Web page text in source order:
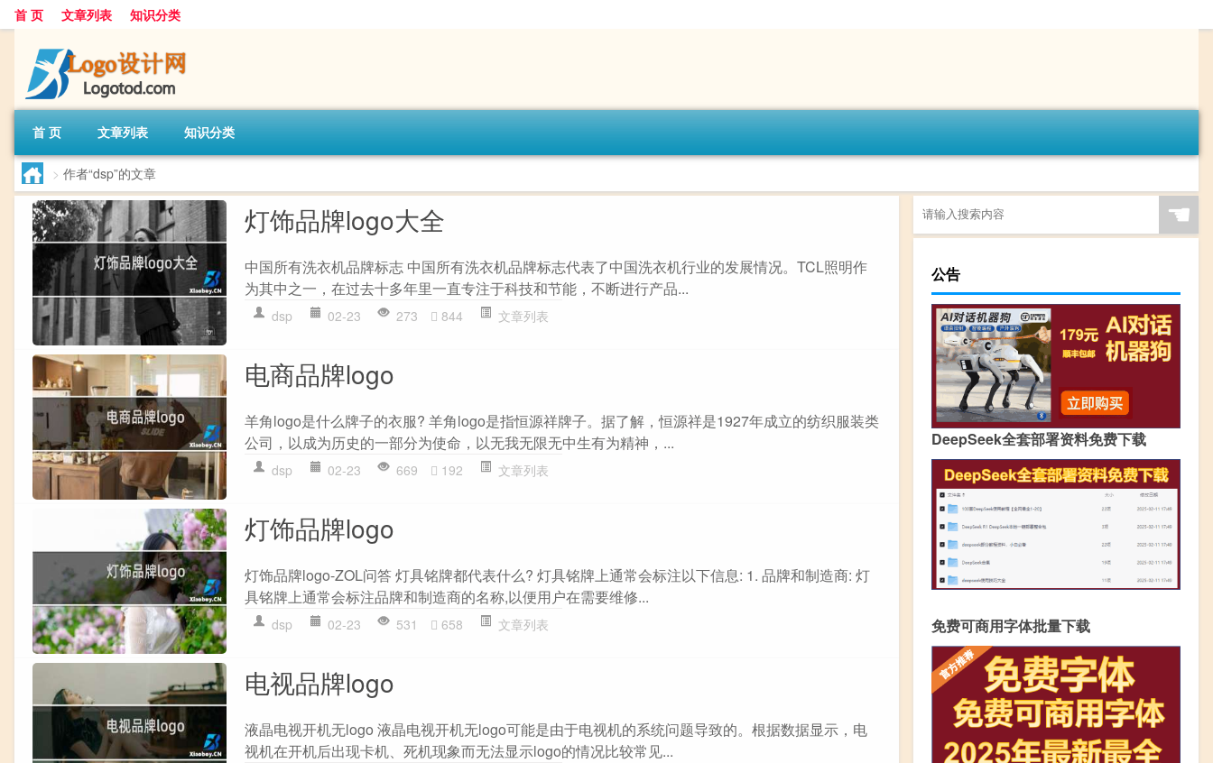
首 页 文章列表 知识分类
首 页 文章列表 知识分类
> 作者“dsp”的文章
灯饰品牌logo大全
中国所有洗衣机品牌标志 中国所有洗衣机品牌标志代表了中国洗衣机行业的发展情况。TCL照明作
为其中之一，在过去十多年里一直专注于科技和节能，不断进行产品...
dsp 02-23 273 844 文章列表
电商品牌logo
羊角logo是什么牌子的衣服? 羊角logo是指恒源祥牌子。据了解，恒源祥是1927年成立的纺织服装类
公司，以成为历史的一部分为使命，以无我无限无中生有为精神，...
dsp 02-23 669 192 文章列表
灯饰品牌logo
灯饰品牌logo-ZOL问答 灯具铭牌都代表什么? 灯具铭牌上通常会标注以下信息: 1. 品牌和制造商: 灯
具铭牌上通常会标注品牌和制造商的名称,以便用户在需要维修...
dsp 02-23 531 658 文章列表
电视品牌logo
液晶电视开机无logo 液晶电视开机无logo可能是由于电视机的系统问题导致的。根据数据显示，电
视机在开机后出现卡机、死机现象而无法显示logo的情况比较常见...
☚
公告
DeepSeek全套部署资料免费下载
免费可商用字体批量下载